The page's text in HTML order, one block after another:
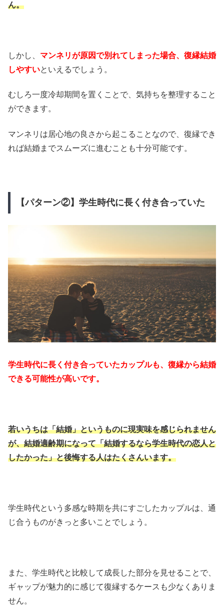
ん。
しかし、 マンネリが原因で別れてしまった場合、復縁結婚
しやすいといえるでしょう。
むしろ一度冷却期間を置くことで、気持ちを整理すること
ができます。
マンネリは居心地の良さから起こることなので、復縁でき
れば結婚までスムーズに進むことも十分可能です。
【パターン②】学生時代に長く付き合っていた
学生時代に長く付き合っていたカップルも、復縁から結婚
できる可能性が高いです。
若いうちは「結婚」というものに現実味を感じられません
が、結婚適齢期になって「結婚するなら学生時代の恋人と
したかった」と後悔する人はたくさんいます。
学生時代という多感な時期を共にすごしたカップルは、通
じ合うものがきっと多いことでしょう。
また、学生時代と比較して成長した部分を見せることで、
ギャップが魅力的に感じて復縁するケースも少なくありま
せん。